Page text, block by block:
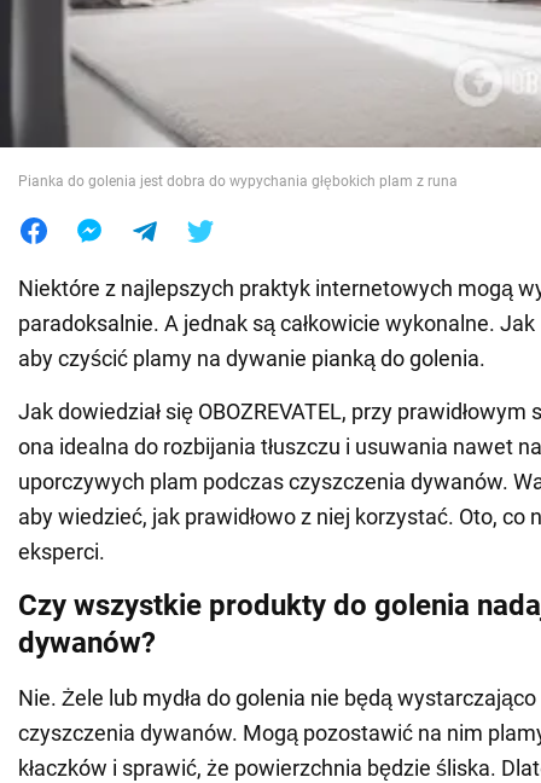
Świat
Jedzenie
Pianka do golenia jest dobra do wypychania głębokich plam z runa
Niektóre z najlepszych praktyk internetowych mogą
paradoksalnie. A jednak są całkowicie wykonalne. Jak
aby czyścić plamy na dywanie pianką do golenia.
Jak dowiedział się OBOZREVATEL, przy
ona idealna do rozbijania tłuszczu i usuwania nawet
uporczywych plam podczas czyszczenia dywanów.
aby wiedzieć, jak prawidłowo z niej korzystać. Oto, co
eksperci.
Czy wszystkie produkty do golenia
dywanów?
Nie. Żele lub mydła do golenia nie będą
czyszczenia dywanów. Mogą pozostawić na nim
kłaczków i sprawić, że powierzchnia będzie śliska.